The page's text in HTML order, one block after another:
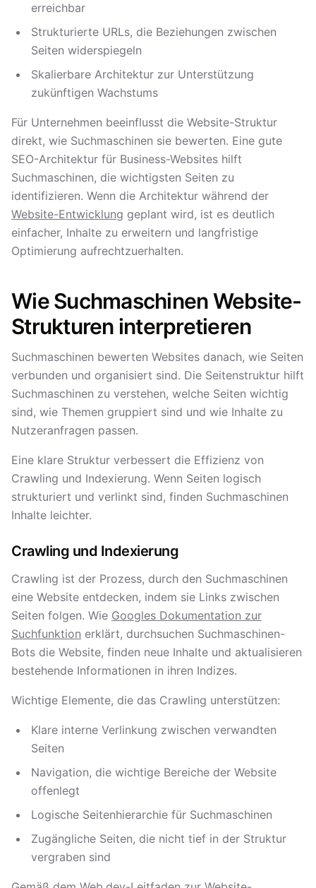
erreichbar
Strukturierte URLs, die Beziehungen zwischen
Seiten widerspiegeln
Skalierbare Architektur zur Unterstützung
zukünftigen Wachstums
Für Unternehmen beeinflusst die Website-Struktur
direkt, wie Suchmaschinen sie bewerten. Eine gute
SEO-Architektur für Business-Websites hilft
Suchmaschinen, die wichtigsten Seiten zu
identifizieren. Wenn die Architektur während der
Website-Entwicklung geplant wird, ist es deutlich
einfacher, Inhalte zu erweitern und langfristige
Optimierung aufrechtzuerhalten.
Wie Suchmaschinen Website-
Strukturen interpretieren
Suchmaschinen bewerten Websites danach, wie Seiten
verbunden und organisiert sind. Die Seitenstruktur hilft
Suchmaschinen zu verstehen, welche Seiten wichtig
sind, wie Themen gruppiert sind und wie Inhalte zu
Nutzeranfragen passen.
Eine klare Struktur verbessert die Effizienz von
Crawling und Indexierung. Wenn Seiten logisch
strukturiert und verlinkt sind, finden Suchmaschinen
Inhalte leichter.
Crawling und Indexierung
Crawling ist der Prozess, durch den Suchmaschinen
eine Website entdecken, indem sie Links zwischen
Seiten folgen. Wie Googles Dokumentation zur
Suchfunktion erklärt, durchsuchen Suchmaschinen-
Bots die Website, finden neue Inhalte und aktualisieren
bestehende Informationen in ihren Indizes.
Wichtige Elemente, die das Crawling unterstützen:
Klare interne Verlinkung zwischen verwandten
Seiten
Navigation, die wichtige Bereiche der Website
offenlegt
Logische Seitenhierarchie für Suchmaschinen
Zugängliche Seiten, die nicht tief in der Struktur
vergraben sind